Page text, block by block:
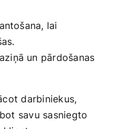
lai
un ‌pārdošanas
darbiniekus,
savu sasniegto